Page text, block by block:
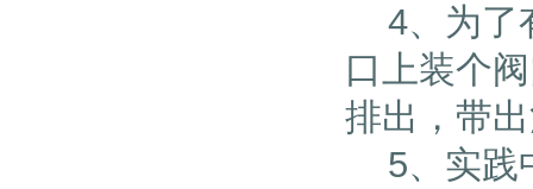
4、为了
口上装个
排出，带
5、实践